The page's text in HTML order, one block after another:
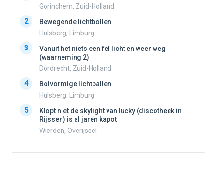
Gorinchem, Zuid-Holland
2
Bewegende lichtbollen
Hulsberg, Limburg
3
Vanuit het niets een fel licht en weer weg
(waarneming 2)
Dordrecht, Zuid-Holland
4
Bolvormige lichtballen
Hulsberg, Limburg
5
Klopt niet de skylight van lucky (discotheek in
Rijssen) is al jaren kapot
Wierden, Overijssel